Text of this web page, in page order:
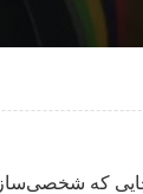
جایی که